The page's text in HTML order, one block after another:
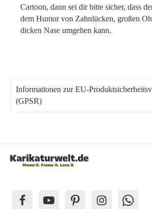
Cartoon, dann sei dir bitte sicher, dass
dem Humor von Zahnlücken, großen
dicken Nase umgehen kann.
Informationen zur EU-
(GPSR)